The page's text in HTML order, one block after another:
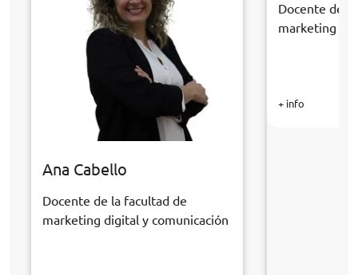
Ana Cabello
Docente de la facultad de
marketing digital y comunicación
Docente de
marketing
+ info